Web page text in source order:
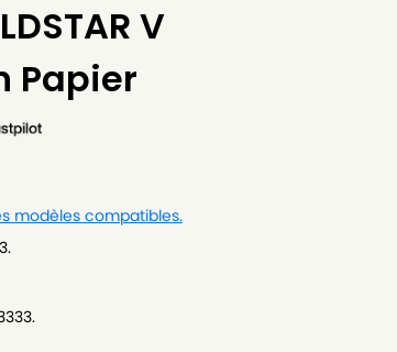
V
Papier
modèles compatibles.